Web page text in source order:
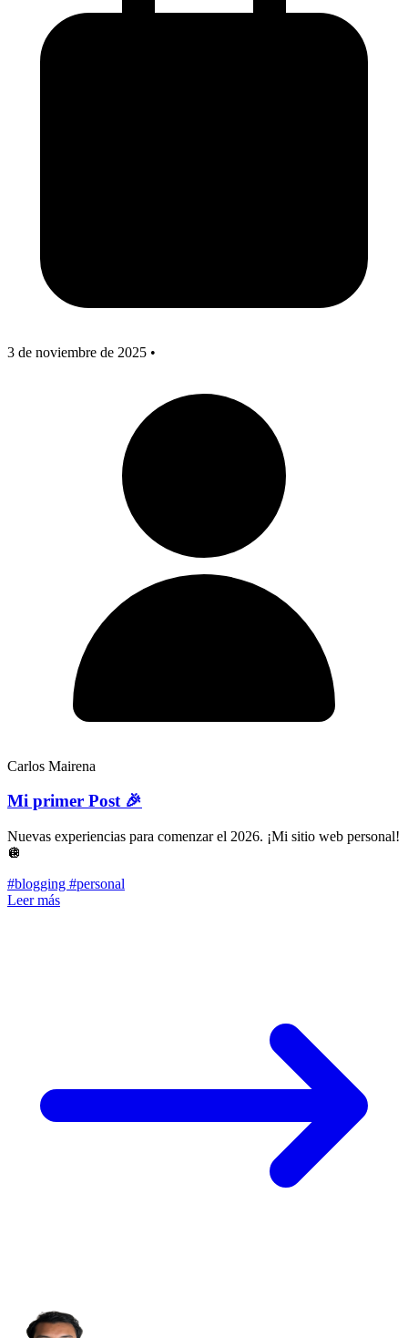
3 de noviembre de 2025 •
Carlos Mairena
Mi primer Post 🎉
Nuevas experiencias para comenzar el 2026. ¡Mi sitio web personal!
🪩
#blogging #personal
Leer más